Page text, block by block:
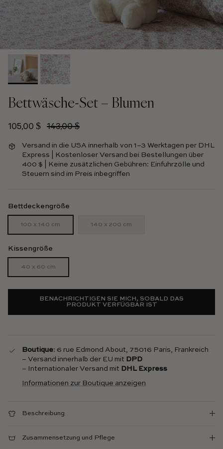
Bettwäsche-Set – Blumen
Verkaufspreis
105,00 $ Regulärer Preis
143,00 $
Versand in die USA innerhalb von 1–3 Werktagen per DHL
Express | Kostenloser Versand bei Bestellungen über
400 $ | Keine zusätzlichen Gebühren: Einfuhrzölle und
Steuern sind im Preis inbegriffen
Bettdeckengröße
100 x 140 cm 140 x 200 cm
Kissengröße
40 x 60 cm
BENACHRICHTIGEN SIE MICH, SOBALD DAS
PRODUKT VERFÜGBAR IST
Boutique: 6 rue Edmond About, 75016 Paris, Frankreich
– Versand innerhalb der EU mit DPD
– Internationaler Versand mit DHL Express
Informationen zur Boutique anzeigen
Beschreibung
Zusammensetzung und Pflege